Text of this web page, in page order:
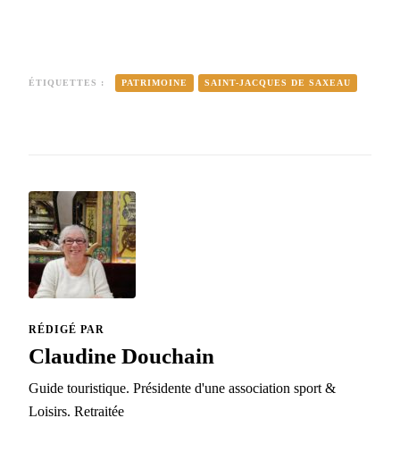
ÉTIQUETTES : PATRIMOINE SAINT-JACQUES DE SAXEAU
RÉDIGÉ PAR
Claudine Douchain
Guide touristique. Présidente d'une association sport &
Loisirs. Retraitée